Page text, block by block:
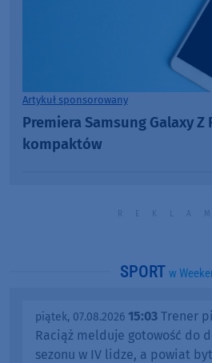
Artykuł sponsorowany
Premiera Samsung Galaxy
kompaktów
SPORT w
piątek, 07.08.2026 15:03 Trener
Raciąż melduje gotowość do
sezonu w IV lidze, a powiat